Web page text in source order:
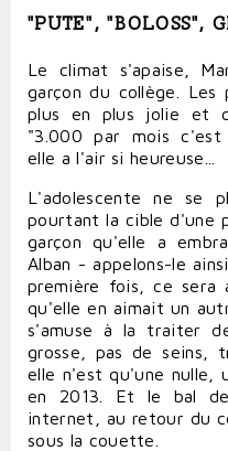
"PUTE", "BOLOSS",
Le climat s'apaise,
garçon du collège.
plus en plus jolie et
"3.000 par mois c'est
elle a l'air si heureuse...
L'adolescente ne se
pourtant la cible d'une
garçon qu'elle a
Alban - appelons-le
première fois, ce sera
qu'elle en aimait un
s'amuse à la traiter
grosse, pas de seins,
elle n'est qu'une nulle,
en 2013. Et le bal
internet, au retour du
sous la couette.